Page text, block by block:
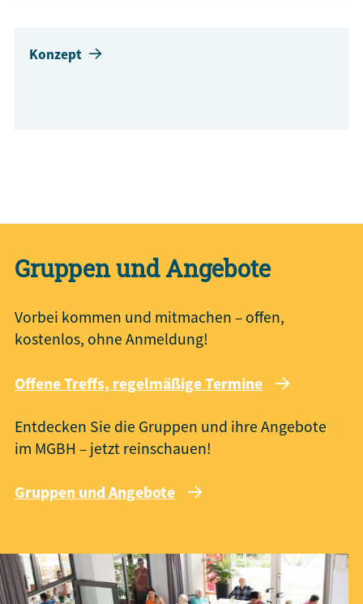
Konzept
Gruppen und Angebote
Vorbei kommen und mitmachen – offen,
kostenlos, ohne Anmeldung!
Offene Treffs, regelmäßige Termine
Entdecken Sie die Gruppen und ihre Angebote
im MGBH – jetzt reinschauen!
Gruppen und Angebote